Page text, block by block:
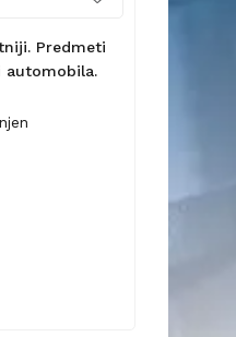
Predmeti
automobila.